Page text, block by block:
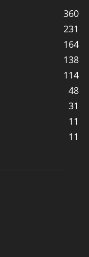
360
231
164
138
114
48
31
11
11